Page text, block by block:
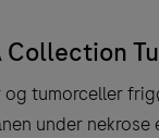
Collection
og tumorceller
under nekrose